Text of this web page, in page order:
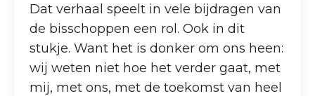
Dat verhaal speelt in vele bijdragen van
de bisschoppen een rol. Ook in dit
stukje. Want het is donker om ons heen:
wij weten niet hoe het verder gaat, met
mij, met ons, met de toekomst van heel